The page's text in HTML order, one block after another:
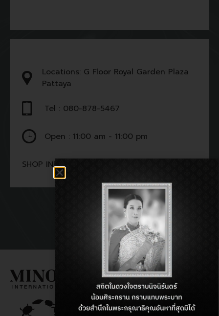
Locations: G Floor Royal Garden Plaza
Pattaya
Tel : 080-878-5467
Open : 11:00 am - 11:00 pm
SHOP INFORMATON:
BACK TO DIRECTORY